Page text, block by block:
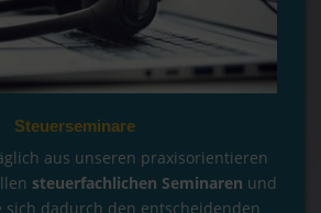
Steuerseminare
aus unseren praxisorientieren
steuerfachlichen Seminaren und
sich dadurch den entscheidenden